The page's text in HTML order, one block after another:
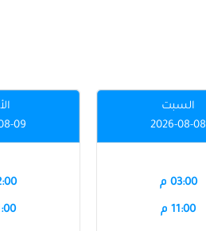
السبت
2026-08-08
03:00 م
11:00 م
09